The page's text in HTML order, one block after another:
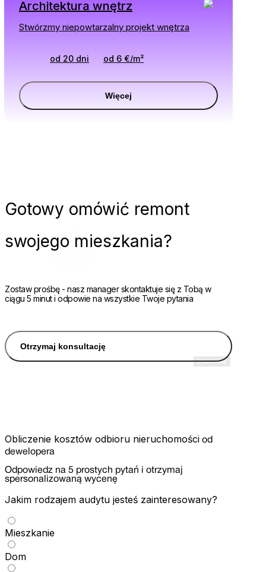
Architektura wnętrz
Stwórzmy niepowtarzalny projekt wnętrza
od 20 dni od 6 €/m²
Więcej
Gotowy omówić remont
swojego mieszkania?
Zostaw prośbę - nasz manager skontaktuje się z Tobą w
ciągu 5 minut i odpowie na wszystkie Twoje pytania
Otrzymaj konsultację
Obliczenie kosztów odbioru nieruchomości od
dewelopera
Odpowiedz na 5 prostych pytań i otrzymaj
spersonalizowaną wycenę
Jakim rodzajem audytu jesteś zainteresowany?
Mieszkanie
Dom